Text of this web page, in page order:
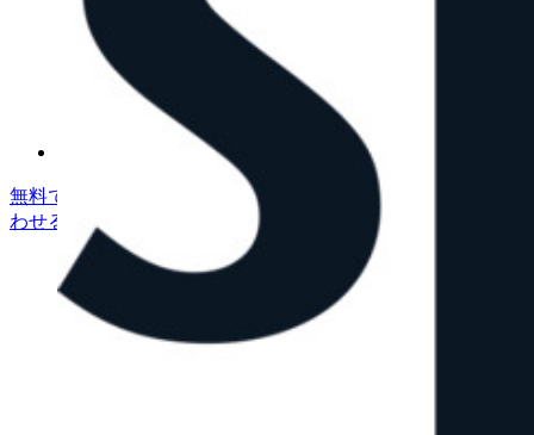
ヘルプセンター
Courses
コミュニティフォーラム
エンタープライズサービス
無料で始める 営業に問い合わせる
わせる
ログイン